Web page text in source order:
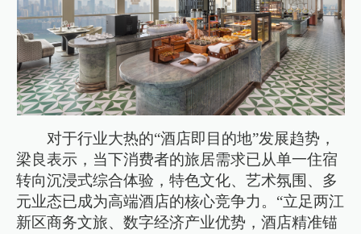
对于行业大热的“酒店即目的地”发展趋势，
梁良表示，当下消费者的旅居需求已从单一住宿
转向沉浸式综合体验，特色文化、艺术氛围、多
元业态已成为高端酒店的核心竞争力。“立足两江
新区商务文旅、数字经济产业优势，酒店精准锚